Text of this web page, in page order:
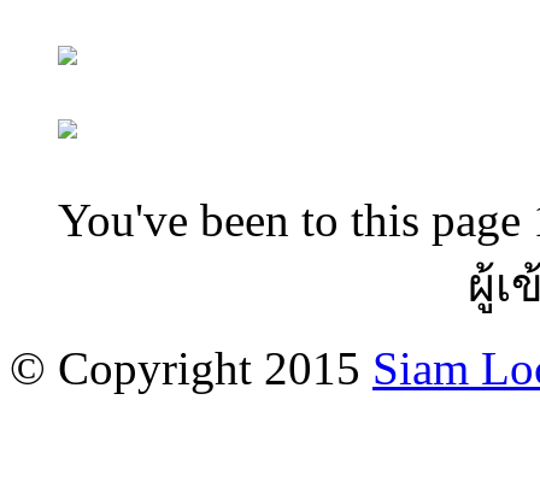
You've been to this page
ผู้เ
© Copyright 2015 Siam